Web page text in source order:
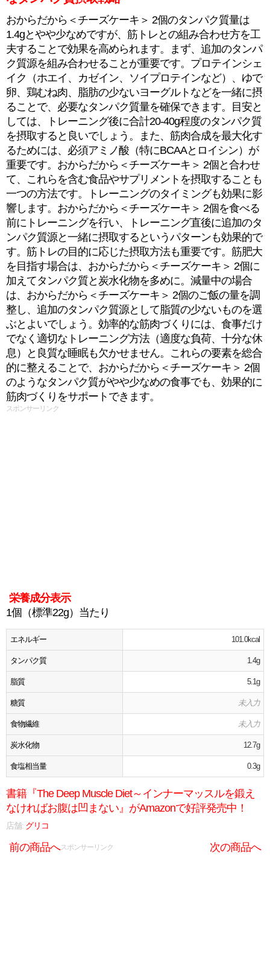
おからだから＜チーズケーキ＞ 2個のタンパク質量は
1.4gとやや少なめですが、筋トレとの組み合わせ方を工
夫することで効果を高められます。まず、追加のタンパ
ク質源を組み合わせることが重要です。プロテインシェ
イク（ホエイ、カゼイン、ソイプロテインなど）、ゆで
卵、鶏むね肉、脂肪の少ないヨーグルトなどを一緒に摂
ることで、必要なタンパク質量を確保できます。目安と
しては、トレーニング後に合計20-40g程度のタンパク質
を摂取すると良いでしょう。また、筋肉合成を最大化す
るためには、必須アミノ酸（特にBCAAとロイシン）が
重要です。おからだから＜チーズケーキ＞ 2個と合わせ
て、これらを含む食品やサプリメントを摂取することも
一つの方法です。トレーニングのタイミングも効果に影
響します。おからだから＜チーズケーキ＞ 2個を食べる
前にトレーニングを行い、トレーニング直後に追加のタ
ンパク質源と一緒に摂取するというパターンも効果的で
す。筋トレの目的に応じた摂取方法も重要です。筋肥大
を目指す場合は、おからだから＜チーズケーキ＞ 2個に
加えてタンパク質と炭水化物を多めに。減量中の場合
は、おからだから＜チーズケーキ＞ 2個のご飯の量を調
整し、追加のタンパク質源として脂質の少ないものを選
ぶとよいでしょう。効率的な筋肉づくりには、食事だけ
でなく適切なトレーニング方法（適度な負荷、十分な休
息）と良質な睡眠も欠かせません。これらの要素を総合
的に整えることで、おからだから＜チーズケーキ＞ 2個
のようなタンパク質がやや少なめの食事でも、効果的に
筋肉づくりをサポートできます。
スポンサーリンク
栄養成分表示
1個（標準22g）当たり
エネルギー 101.0kcal
タンパク質 1.4g
脂質 5.1g
糖質 未入力
食物繊維 未入力
炭水化物 12.7g
食塩相当量 0.3g
書籍『The Deep Muscle Diet～インナーマッスルを鍛え
なければお腹は凹まない』がAmazonで好評発売中！
店舗: グリコ
前の商品へ 次の商品へ
スポンサーリンク